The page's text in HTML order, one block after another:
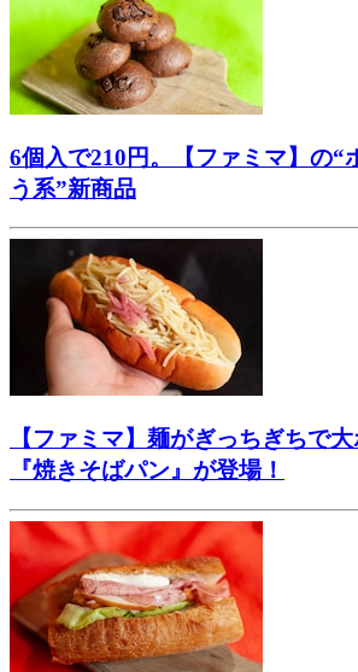
6個入で210円。【ファミマ】の“
う系”新商品
【ファミマ】麺がぎっちぎちで
『焼きそばパン』が登場！